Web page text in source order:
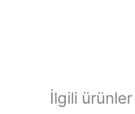
İlgili ürünler